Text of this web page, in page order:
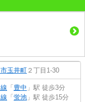
玉井町 ２丁目1-30
「 豊中 」駅 徒歩3分
「 蛍池 」駅 徒歩15分